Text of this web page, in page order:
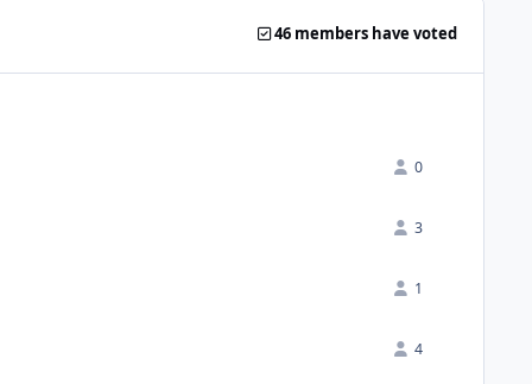
46 members have voted
0
3
1
4